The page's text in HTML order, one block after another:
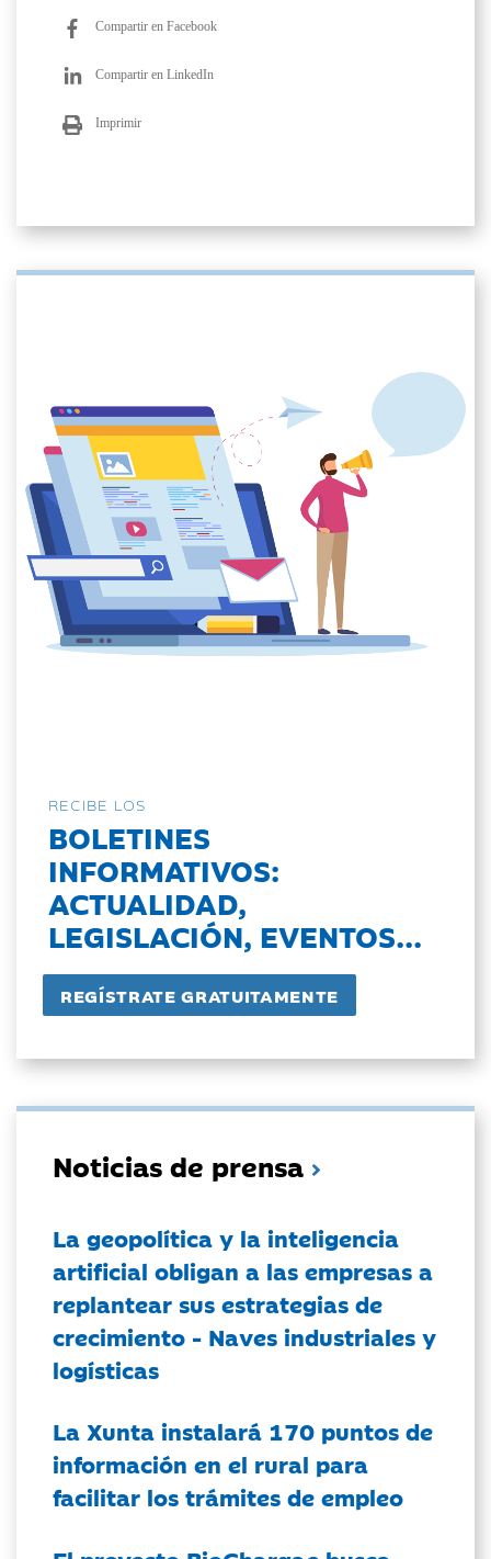
Compartir en Facebook
Compartir en LinkedIn
Imprimir
RECIBE LOS
BOLETINES
INFORMATIVOS:
ACTUALIDAD,
LEGISLACIÓN, EVENTOS...
Noticias de prensa
La geopolítica y la inteligencia
artificial obligan a las empresas a
replantear sus estrategias de
crecimiento - Naves industriales y
logísticas
La Xunta instalará 170 puntos de
información en el rural para
facilitar los trámites de empleo